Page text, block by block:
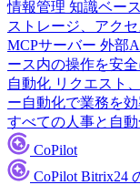
情報管理 知識ベー
ストレージ、アク
MCPサーバー 外部
ース内の操作を安全
自動化 リクエスト
ー自動化で業務を
すべての人事と自
CoPilot
CoPilot Bitrix24